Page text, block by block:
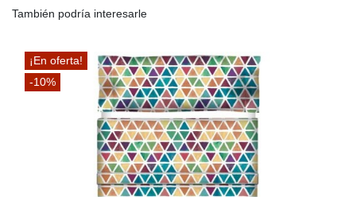
También podría interesarle
¡En oferta!
-10%